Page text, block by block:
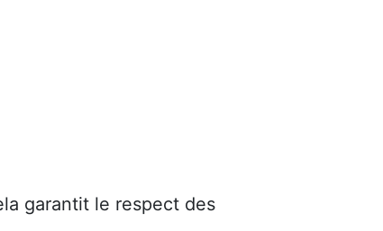
garantit le respect des